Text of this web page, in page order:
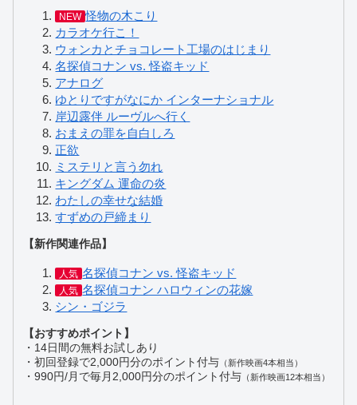
NEW 怪物の木こり
カラオケ行こ！
ウォンカとチョコレート工場のはじまり
名探偵コナン vs. 怪盗キッド
アナログ
ゆとりですがなにか インターナショナル
岸辺露伴 ルーヴルへ行く
おまえの罪を自白しろ
正欲
ミステリと言う勿れ
キングダム 運命の炎
わたしの幸せな結婚
すずめの戸締まり
【新作関連作品】
人気 名探偵コナン vs. 怪盗キッド
人気 名探偵コナン ハロウィンの花嫁
シン・ゴジラ
【おすすめポイント】
・14日間の無料お試しあり
・初回登録で2,000円分のポイント付与 （新作映画4本相当）
・990円/月で毎月2,000円分のポイント付与 （新作映画12本相当）